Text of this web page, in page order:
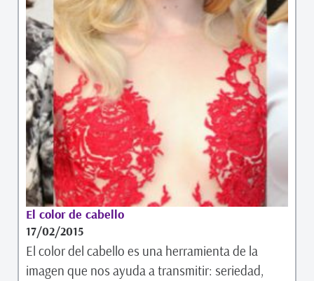
El color de cabello
17/02/2015
El color del cabello es una herramienta de la
imagen que nos ayuda a transmitir: seriedad,